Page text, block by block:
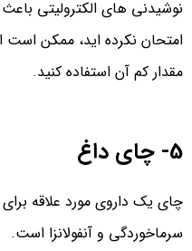
نوشیدنی های الکترولیتی
امتحان نکرده اید، ممکن است
مقدار کم آن استفاده کنید.
5- چای داغ
چای یک داروی مورد علاقه برای
سرماخوردگی و آنفولانزا است.